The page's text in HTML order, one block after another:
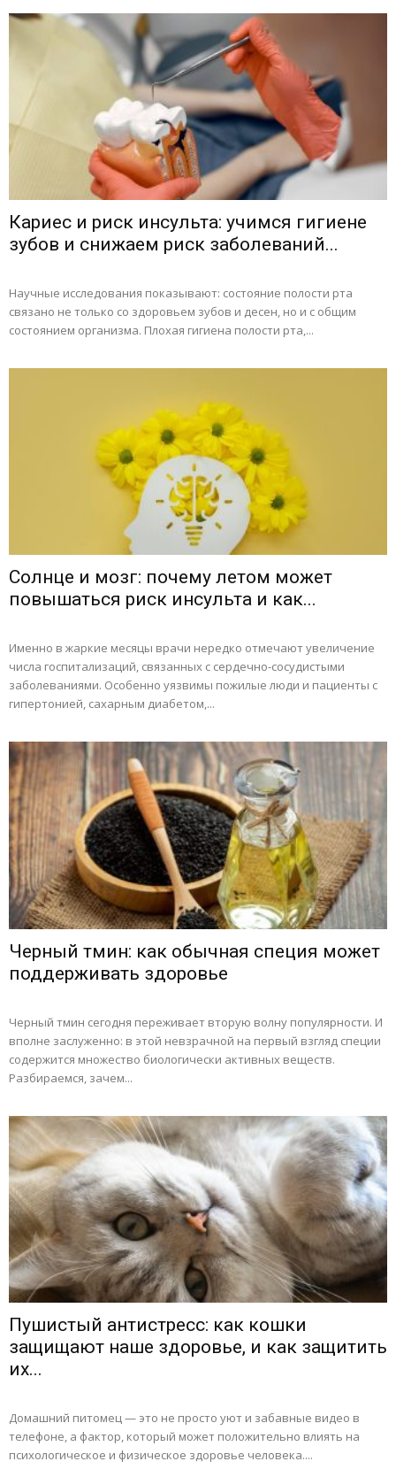
Кариес и риск инсульта: учимся гигиене
зубов и снижаем риск заболеваний...
Научные исследования показывают: состояние полости рта
связано не только со здоровьем зубов и десен, но и с общим
состоянием организма. Плохая гигиена полости рта,...
Солнце и мозг: почему летом может
повышаться риск инсульта и как...
Именно в жаркие месяцы врачи нередко отмечают увеличение
числа госпитализаций, связанных с сердечно-сосудистыми
заболеваниями. Особенно уязвимы пожилые люди и пациенты с
гипертонией, сахарным диабетом,...
Черный тмин: как обычная специя может
поддерживать здоровье
Черный тмин сегодня переживает вторую волну популярности. И
вполне заслуженно: в этой невзрачной на первый взгляд специи
содержится множество биологически активных веществ.
Разбираемся, зачем...
Пушистый антистресс: как кошки
защищают наше здоровье, и как защитить
их...
Домашний питомец — это не просто уют и забавные видео в
телефоне, а фактор, который может положительно влиять на
психологическое и физическое здоровье человека....